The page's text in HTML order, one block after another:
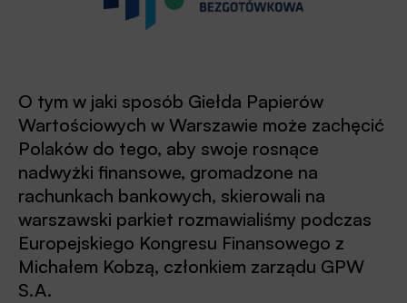
O tym w jaki sposób Giełda Papierów
Wartościowych w Warszawie może zachęcić
Polaków do tego, aby swoje rosnące
nadwyżki finansowe, gromadzone na
rachunkach bankowych, skierowali na
warszawski parkiet rozmawialiśmy podczas
Europejskiego Kongresu Finansowego z
Michałem Kobzą, członkiem zarządu GPW
S.A.